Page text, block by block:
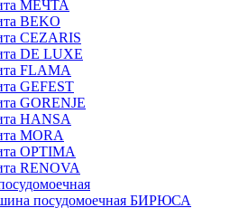
МЕЧТА
BEKO
CEZARIS
DE LUXE
FLAMA
GEFEST
GORENJE
HANSA
MORA
OPTIMA
RENOVA
посудомоечная БИРЮСА